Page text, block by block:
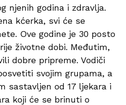
njenih godina i zdravlja.
kćerka, svi će se
Ove godine je 30 posto
životne dobi. Međutim,
dobre pripreme. Vodiči
svojim grupama, a
sastavljen od 17 ljekara i
koji će se brinuti o